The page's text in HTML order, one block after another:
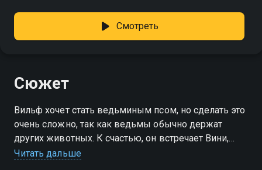
Смотреть
Сюжет
Вильф хочет стать ведьминым псом, но сделать это
очень сложно, так как ведьмы обычно держат
других животных. К счастью, он встречает Вини,
учительницу ведьм.
Читать дальше